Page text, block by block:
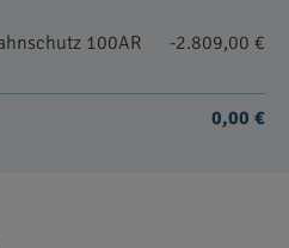
100AR
-2.809,00 €
0,00 €